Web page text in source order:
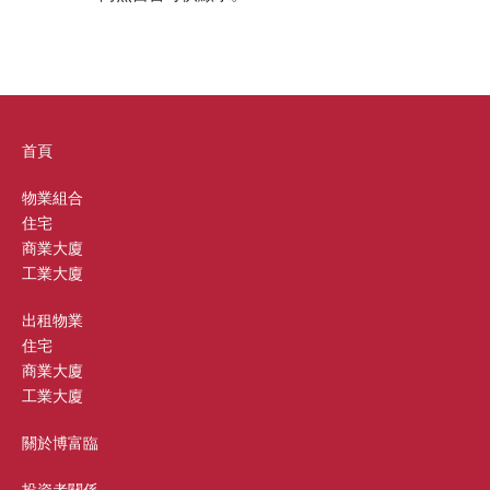
首頁
物業組合
住宅
商業大廈
工業大廈
出租物業
住宅
商業大廈
工業大廈
關於博富臨